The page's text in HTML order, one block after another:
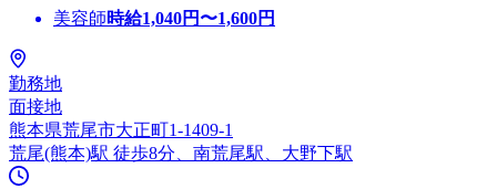
美容師時給1,040円〜1,600円
勤務地
面接地
熊本県荒尾市大正町1-1409-1
荒尾(熊本)駅 徒歩8分、南荒尾駅、大野下駅